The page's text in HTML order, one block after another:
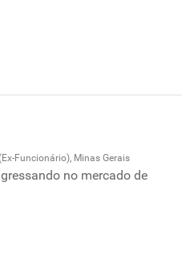
Funcionário), Minas Gerais
no mercado de